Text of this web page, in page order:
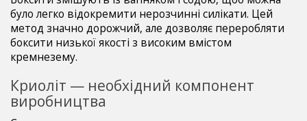
було легко відокремити нерозчинні силікати. Цей
метод значно дорожчий, але дозволяє переробляти
боксити низької якості з високим вмістом
кремнезему.
Криоліт — необхідний компонент
виробництва